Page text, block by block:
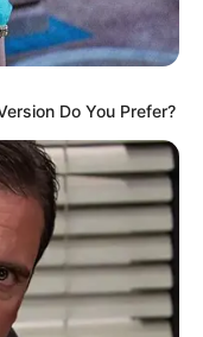
Do You Prefer?